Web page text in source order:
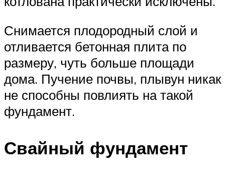
Снимается плодородный слой и
отливается бетонная плита по
размеру, чуть больше площади
дома. Пучение почвы, плывун никак
не способны повлиять на такой
фундамент.
Свайный фундамент